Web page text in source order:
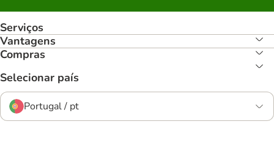
Serviços
Vantagens
Compras
Selecionar país
Portugal / pt